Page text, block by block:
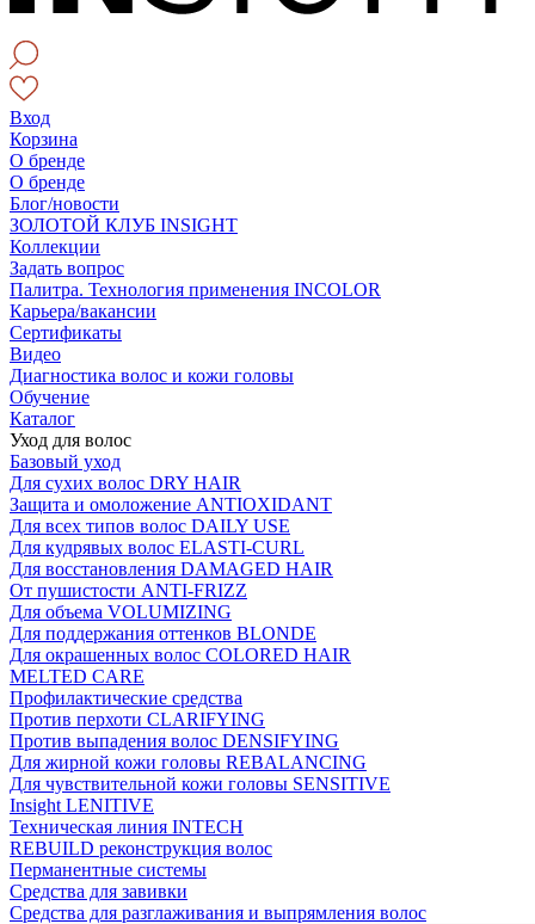
Вход
Корзина
О бренде
О бренде
Блог/новости
ЗОЛОТОЙ КЛУБ INSIGHT
Коллекции
Задать вопрос
Палитра. Технология применения INCOLOR
Карьера/вакансии
Сертификаты
Видео
Диагностика волос и кожи головы
Обучение
Каталог
Уход для волос
Базовый уход
Для сухих волос DRY HAIR
Защита и омоложение ANTIOXIDANT
Для всех типов волос DAILY USE
Для кудрявых волос ELASTI-CURL
Для восстановления DAMAGED HAIR
От пушистости ANTI-FRIZZ
Для объема VOLUMIZING
Для поддержания оттенков BLONDE
Для окрашенных волос COLORED HAIR
MELTED CARE
Профилактические средства
Против перхоти CLARIFYING
Против выпадения волос DENSIFYING
Для жирной кожи головы REBALANCING
Для чувствительной кожи головы SENSITIVE
Insight LENITIVE
Техническая линия INTECH
REBUILD реконструкция волос
Перманентные системы
Средства для завивки
Средства для разглаживания и выпрямления волос